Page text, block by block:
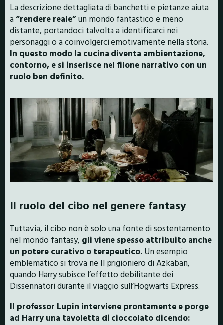
La descrizione dettagliata di banchetti e pietanze aiuta
a “rendere reale”un mondo fantastico e meno
distante, portandoci talvolta a identificarci nei
personaggi o a coinvolgerci emotivamente nella storia.
In questo modo la cucina diventa ambientazione,
contorno, e si inserisce nel filone narrativo con un
ruolo ben definito.
Il ruolo del cibo nel genere fantasy
Tuttavia, il cibo non è solo una fonte di sostentamento
nel mondo fantasy, gli viene spesso attribuito anche
un potere curativo o terapeutico. Un esempio
emblematico si trova ne Il prigioniero di Azkaban,
quando Harry subisce l’effetto debilitante dei
Dissennatori durante il viaggio sull’Hogwarts Express.
Il professor Lupin interviene prontamente e porge
ad Harry una tavoletta di cioccolato dicendo: